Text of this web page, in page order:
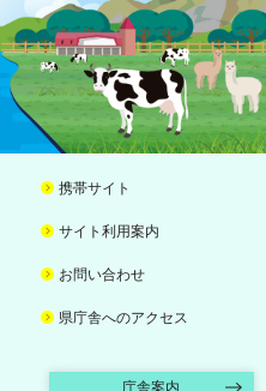
携帯サイト
サイト利用案内
お問い合わせ
県庁舎へのアクセス
庁舎案内